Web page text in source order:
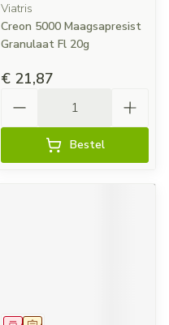
Viatris
Creon 5000 Maagsapresist
Granulaat Fl 20g
€ 21,87
Bestel